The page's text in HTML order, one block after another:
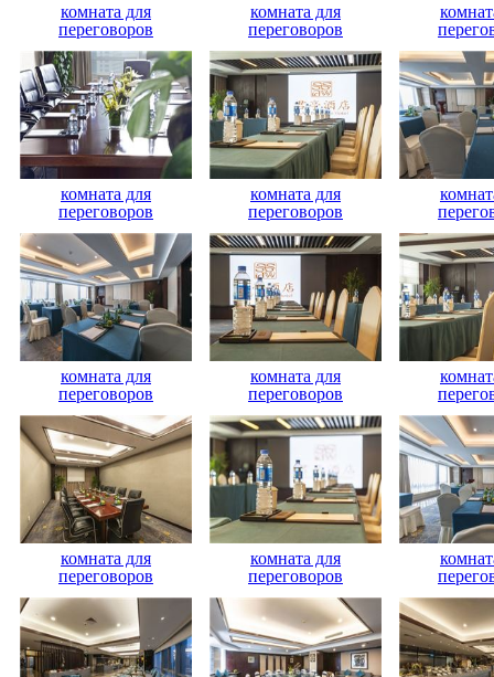
комната для
переговоров
комната для
переговоров
комната для
переговоров
комната для
переговоров
комната для
переговоров
комната для
переговоров
комната для
переговоров
комната для
переговоров